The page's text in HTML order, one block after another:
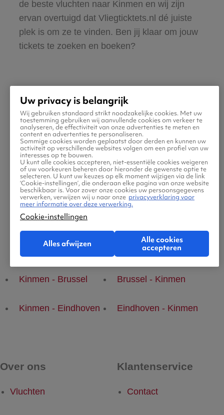
de beste vluchten naar Kinmen en wij zijn
ervan overtuigd dat Vliegticktets.nl dé juiste
plek is om ze te vinden. Ben jij klaar om jouw
tickets te zoeken en boeken?
Praktische informatie voor
je vlucht naar Kinmen
Populaire vluchten
Kinmen - Brussel Brussel - Kinmen
Kinmen - Eindhoven Eindhoven - Kinmen
Over ons
Vluchten
Klantenservice
Contact
Uw privacy is belangrijk
Wij gebruiken standaard strikt noodzakelijke cookies. Met uw
toestemming gebruiken wij aanvullende cookies om verkeer te
analyseren, de effectiviteit van onze advertenties te meten en
content en advertenties te personaliseren.
Sommige cookies worden geplaatst door derden en kunnen uw
activiteit op verschillende websites volgen om een profiel van uw
interesses op te bouwen.
U kunt alle cookies accepteren, niet-essentiële cookies weigeren
of uw voorkeuren beheren door hieronder de gewenste optie te
selecteren. U kunt uw keuzes op elk moment wijzigen via de link
‘Cookie-instellingen’, die onderaan elke pagina van onze website
beschikbaar is. Voor zover onze cookies uw persoonsgegevens
verwerken, verwijzen wij u naar onze privacyverklaring voor
meer informatie over deze verwerking.
Cookie-instellingen
Alles afwijzen
Alle cookies
accepteren